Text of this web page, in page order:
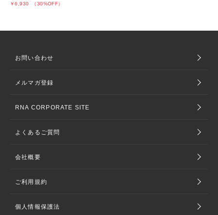
￥6,930 （30%OFF）
お問い合わせ
メルマガ登録
RNA CORPORATE SITE
よくあるご質問
会社概要
ご利用規約
個人情報保護法